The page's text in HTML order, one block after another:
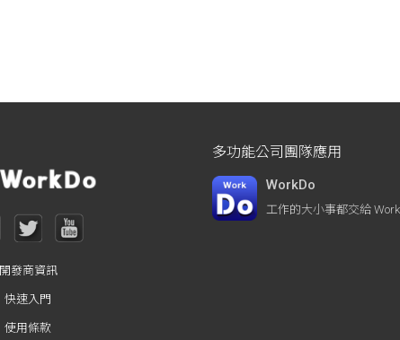
開發商資訊
快速入門
使用條款
多功能公司團隊應用
WorkDo
工作的大小事都交給